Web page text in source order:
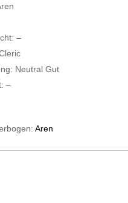
–
Neutral Gut
–
Aren